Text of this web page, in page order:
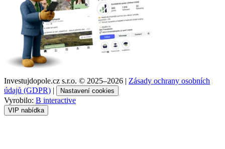
Investujdopole.cz s.r.o. © 2025–2026 | Zásady ochrany osobních
údajů (GDPR) | Nastavení cookies
Vyrobilo: B interactive
VIP nabídka